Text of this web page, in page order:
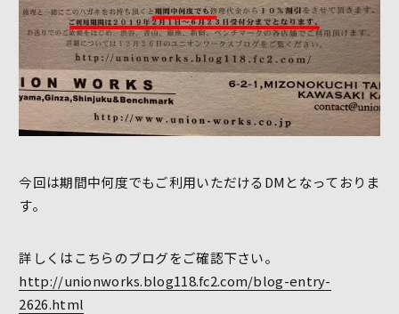
今回は期間中何度でもご利用いただけるDMとなっておりま
す。
詳しくはこちらのブログをご確認下さい。
http://unionworks.blog118.fc2.com/blog-entry-
2626.html